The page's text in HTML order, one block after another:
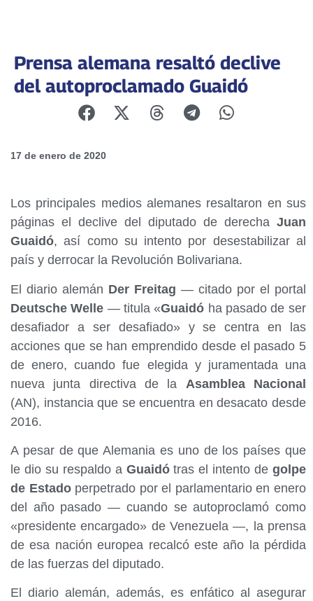
Prensa alemana resaltó declive
del autoproclamado Guaidó
17 de enero de 2020
Los principales medios alemanes resaltaron en sus
páginas el declive del diputado de derecha Juan
Guaidó, así como su intento por desestabilizar al
país y derrocar la Revolución Bolivariana.
El diario alemán Der Freitag — citado por el portal
Deutsche Welle — titula «Guaidó ha pasado de ser
desafiador a ser desafiado» y se centra en las
acciones que se han emprendido desde el pasado 5
de enero, cuando fue elegida y juramentada una
nueva junta directiva de la Asamblea Nacional
(AN), instancia que se encuentra en desacato desde
2016.
A pesar de que Alemania es uno de los países que
le dio su respaldo a Guaidótras el intento de golpe
de Estadoperpetrado por el parlamentario en enero
del año pasado — cuando se autoproclamó como
«presidente encargado» de Venezuela —, la prensa
de esa nación europea recalcó este año la pérdida
de las fuerzas del diputado.
El diario alemán, además, es enfático al asegurar